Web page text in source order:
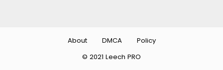
© 2021 Leech PRO
About DMCA Policy